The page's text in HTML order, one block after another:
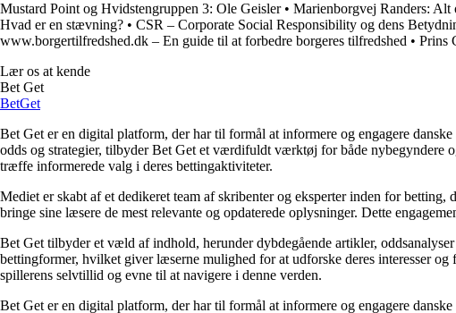
Mustard Point og Hvidstengruppen 3: Ole Geisler• Marienborgvej Randers: Alt
Hvad er en stævning? • CSR – Corporate Social Responsibility og dens
www.borgertilfredshed.dk – En guide til at forbedre borgeres tilfredshed • Prins
Lær os at kende
Bet Get
BetGet
Bet Get er en digital platform, der har til formål at informere og engagere
odds og strategier, tilbyder Bet Get et værdifuldt værktøj for både nybegyndere
træffe informerede valg i deres bettingaktiviteter.
Mediet er skabt af et dedikeret team af skribenter og eksperter inden for
bringe sine læsere de mest relevante og opdaterede oplysninger. Dette
Bet Get tilbyder et væld af indhold, herunder dybdegående artikler,
bettingformer, hvilket giver læserne mulighed for at udforske deres interesser
spillerens selvtillid og evne til at navigere i denne verden.
Bet Get er en digital platform, der har til formål at informere og engagere